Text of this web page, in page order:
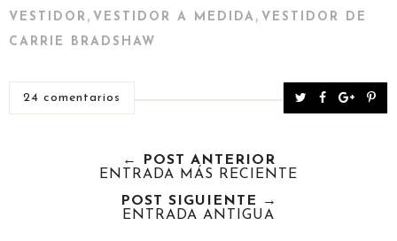
VESTIDOR , VESTIDOR A MEDIDA , VESTIDOR DE
CARRIE BRADSHAW
24 comentarios
T
w h
h
i
← POST ANTERIOR
ENTRADA MÁS RECIENTE
POST SIGUIENTE →
ENTRADA ANTIGUA